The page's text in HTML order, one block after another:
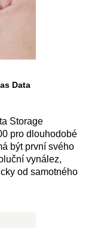
Data
Storage
pro dlouhodobé
být první svého
vynález,
od samotného